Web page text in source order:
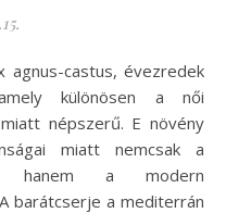
különösen a női
népszerű. E növény
miatt nemcsak a
hanem a modern
barátcserje a mediterrán